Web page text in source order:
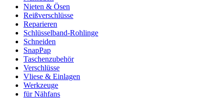
Nieten & Ösen
Reißverschlüsse
Reparieren
Schlüsselband-Rohlinge
Schneiden
SnapPap
Taschenzubehör
Verschlüsse
Vliese & Einlagen
Werkzeuge
für Nähfans